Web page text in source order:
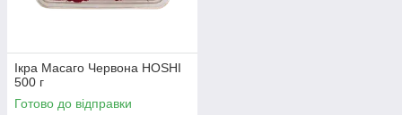
Ікра Масаго Червона HOSHI
500 г
Готово до відправки